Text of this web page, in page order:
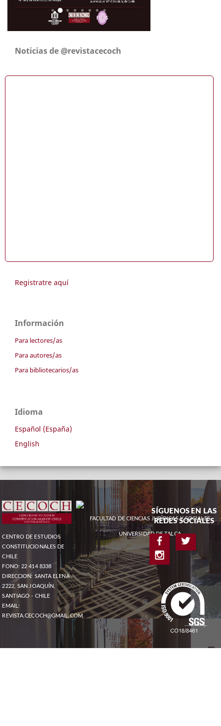
Noticias de @revistacecoch
Registratre aquí
Información
Para lectores/as
Para autores/as
Para bibliotecarios/as
Idioma
Español (España)
English
CENTRO DE ESTUDIOS
CONSTITUCIONALES DE
CHILE
FONO: 22 414 8338
DIRECCION: SANTA ELENA
2222, SAN JOAQUÍN,
SANTIAGO - CHILE
EMAIL:
REVISTA.CECOCH@GMAIL.COM
FACULTAD DE CIENCIAS JURÌDICAS Y SOCIALES
UNIVERSIDAD DE TALCA
SÍGUENOS EN LAS
REDES SOCIALES